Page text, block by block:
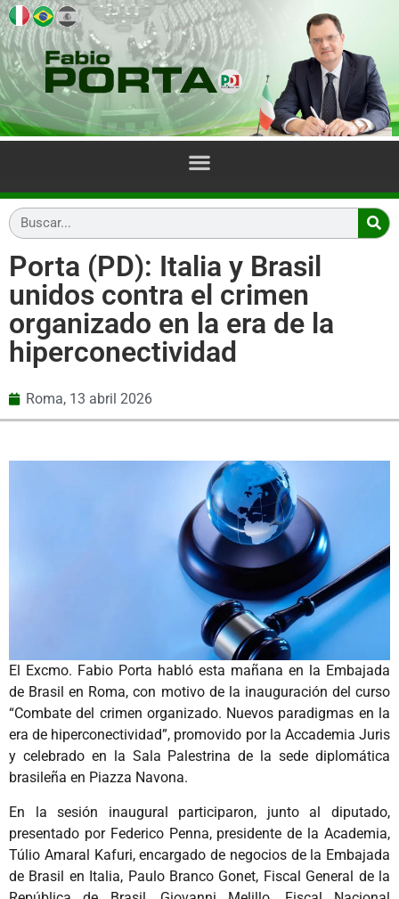
Porta (PD): Italia y Brasil
unidos contra el crimen
organizado en la era de la
hiperconectividad
Roma, 13 abril 2026
El Excmo. Fabio Porta habló esta mañana en la Embajada
de Brasil en Roma, con motivo de la inauguración del curso
“Combate del crimen organizado. Nuevos paradigmas en la
era de hiperconectividad”, promovido por la Accademia Juris
y celebrado en la Sala Palestrina de la sede diplomática
brasileña en Piazza Navona.
En la sesión inaugural participaron, junto al diputado,
presentado por Federico Penna, presidente de la Academia,
Túlio Amaral Kafuri, encargado de negocios de la Embajada
de Brasil en Italia, Paulo Branco Gonet, Fiscal General de la